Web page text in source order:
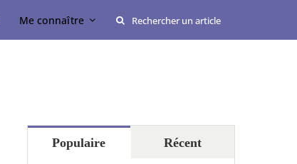
Me connaître Rechercher:
Populaire Récent